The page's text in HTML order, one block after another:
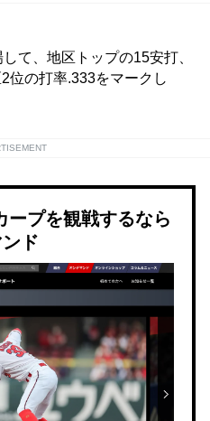
て、地区トップの15安打、
位の打率.333をマークし
ープを観戦するなら
ド